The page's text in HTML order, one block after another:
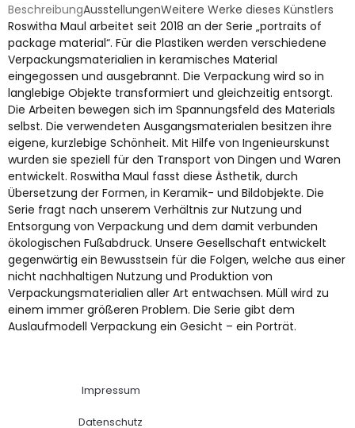
BeschreibungAusstellungenWeitere Werke dieses Künstlers
Roswitha Maul arbeitet seit 2018 an der Serie „portraits of
package material“. Für die Plastiken werden verschiedene
Verpackungsmaterialien in keramisches Material
eingegossen und ausgebrannt. Die Verpackung wird so in
langlebige Objekte transformiert und gleichzeitig entsorgt.
Die Arbeiten bewegen sich im Spannungsfeld des Materials
selbst. Die verwendeten Ausgangsmaterialen besitzen ihre
eigene, kurzlebige Schönheit. Mit Hilfe von Ingenieurskunst
wurden sie speziell für den Transport von Dingen und Waren
entwickelt. Roswitha Maul fasst diese Ästhetik, durch
Übersetzung der Formen, in Keramik- und Bildobjekte. Die
Serie fragt nach unserem Verhältnis zur Nutzung und
Entsorgung von Verpackung und dem damit verbunden
ökologischen Fußabdruck. Unsere Gesellschaft entwickelt
gegenwärtig ein Bewusstsein für die Folgen, welche aus einer
nicht nachhaltigen Nutzung und Produktion von
Verpackungsmaterialien aller Art entwachsen. Müll wird zu
einem immer größeren Problem. Die Serie gibt dem
Auslaufmodell Verpackung ein Gesicht – ein Porträt.
Impressum
Datenschutz